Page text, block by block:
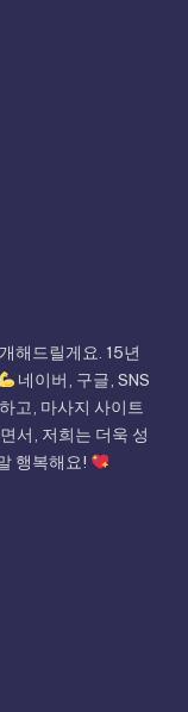
해드릴게요. 15년
네이버, 구글, SNS
고, 마사지 사이트
서, 저희는 더욱 성
행복해요!